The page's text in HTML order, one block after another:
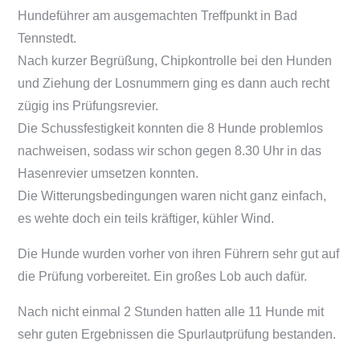
Hundeführer am ausgemachten Treffpunkt in Bad
Tennstedt.
Nach kurzer Begrüßung, Chipkontrolle bei den Hunden
und Ziehung der Losnummern ging es dann auch recht
zügig ins Prüfungsrevier.
Die Schussfestigkeit konnten die 8 Hunde problemlos
nachweisen, sodass wir schon gegen 8.30 Uhr in das
Hasenrevier umsetzen konnten.
Die Witterungsbedingungen waren nicht ganz einfach,
es wehte doch ein teils kräftiger, kühler Wind.
Die Hunde wurden vorher von ihren Führern sehr gut auf
die Prüfung vorbereitet. Ein großes Lob auch dafür.
Nach nicht einmal 2 Stunden hatten alle 11 Hunde mit
sehr guten Ergebnissen die Spurlautprüfung bestanden.